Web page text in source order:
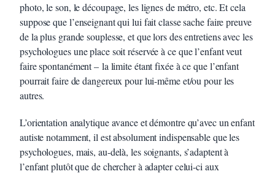
photo, le son, le découpage, les lignes de métro, etc. Et cela
suppose que l’enseignant qui lui fait classe sache faire preuve
de la plus grande souplesse, et que lors des entretiens avec les
psychologues une place soit réservée à ce que l’enfant veut
faire spontanément – la limite étant fixée à ce que l’enfant
pourrait faire de dangereux pour lui-même et/ou pour les
autres.
L’orientation analytique avance et démontre qu’avec un enfant
autiste notamment, il est absolument indispensable que les
psychologues, mais, au-delà, les soignants, s’adaptent à
l’enfant plutôt que de chercher à adapter celui-ci aux